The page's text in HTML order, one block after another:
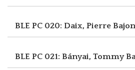
BLE PC 020: Daix, Pierre
BLE PC 021: Bányai, Tommy